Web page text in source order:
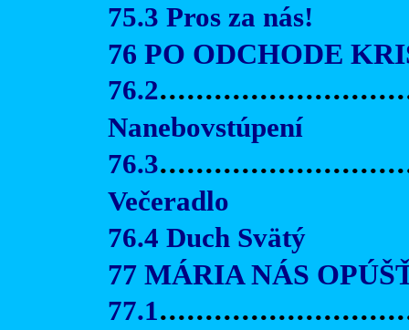
75.3 Pros za nás!
76 PO ODCHODE
76.2
Nanebovstúpení
76.3
Večeradlo
76.4 Duch Svätý
77 MÁRIA NÁS
77.1